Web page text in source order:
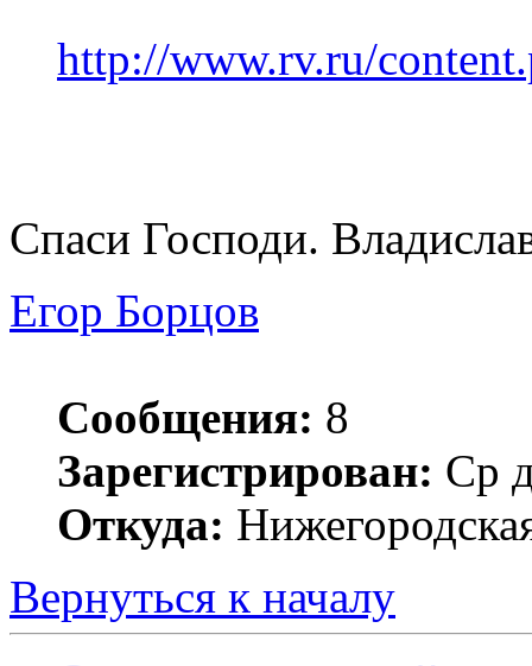
http://www.rv.ru/
Спаси Господи.
Егор Борцов
Сообщения: 8
Зарегистрирован: Ср
Откуда:
Вернуться к началу